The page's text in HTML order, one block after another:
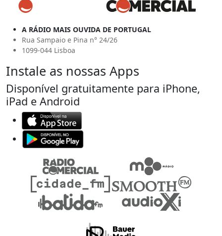
A RÁDIO MAIS OUVIDA DE PORTUGAL
Rua Sampaio e Pina n° 24/26
1099-044 Lisboa
Instale as nossas Apps
Disponível gratuitamente para iPhone,
iPad e Android